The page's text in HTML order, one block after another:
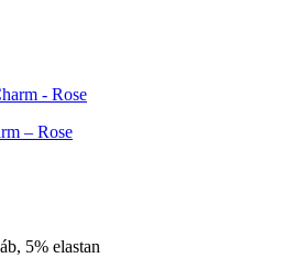
– Rose
5% elastan